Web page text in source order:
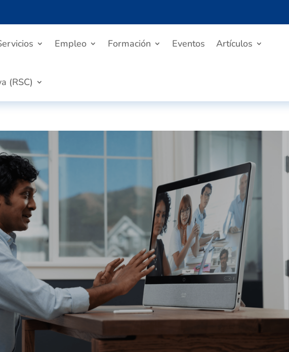
Empleo Formación Eventos Artículos
(RSC)